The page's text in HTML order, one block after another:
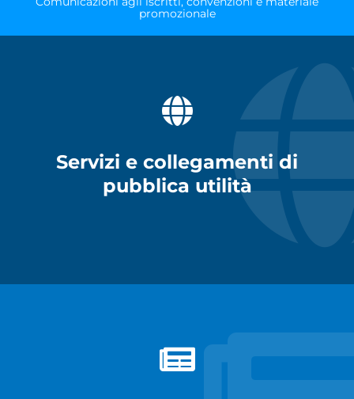
promozionale
Servizi e collegamenti di
pubblica utilità